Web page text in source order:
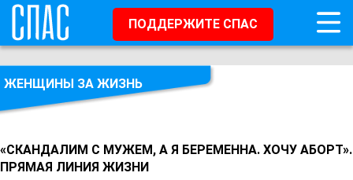
ПОДДЕРЖИТЕ СПАС
ЖЕНЩИНЫ ЗА ЖИЗНЬ
«СКАНДАЛИМ С МУЖЕМ, А Я БЕРЕМЕННА. ХОЧУ АБОРТ».
ПРЯМАЯ ЛИНИЯ ЖИЗНИ